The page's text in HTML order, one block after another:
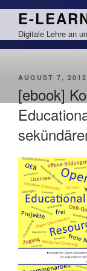
Zum
springen
E-
Digitale Lehre an
AUGUST 7, 2012
[ebook]